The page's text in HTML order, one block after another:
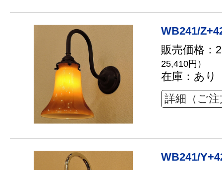
WB241/
販売価格：
25,410円）
在庫：あり
詳細（ご
WB241/